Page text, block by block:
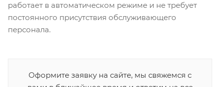
работает в автоматическом режиме и не требует
постоянного присутствия обслуживающего
персонала.
Оформите заявку на сайте, мы свяжемся с